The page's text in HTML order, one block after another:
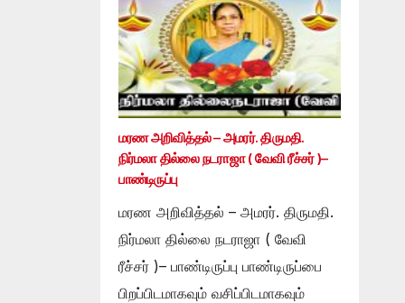
மரண அறிவித்தல் – அமரர். திருமதி.
நிர்மலா தில்லை நடராஜா ( வேவி ரீச்சர் )–
பாண்டிருப்பு
மரண அறிவித்தல் – அமரர். திருமதி.
நிர்மலா தில்லை நடராஜா ( வேவி
ரீச்சர் )– பாண்டிருப்பு பாண்டிருப்பை
பிறப்பிடமாகவும் வசிப்பிடமாகவும்